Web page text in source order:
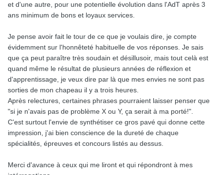
et d'une autre, pour une potentielle évolution dans l'AdT après 3
ans minimum de bons et loyaux services.
Je pense avoir fait le tour de ce que je voulais dire, je compte
évidemment sur l'honnêteté habituelle de vos réponses. Je sais
que ça peut paraître très soudain et désillusoir, mais tout celà est
quand même le résultat de plusieurs années de réflexion et
d'apprentissage, je veux dire par là que mes envies ne sont pas
sorties de mon chapeau il y a trois heures.
Après relectures, certaines phrases pourraient laisser penser que
"si je n'avais pas de problème X ou Y, ça serait à ma porté!".
C'est surtout l'envie de synthétiser ce gros pavé qui donne cette
impression, j'ai bien conscience de la dureté de chaque
spécialités, épreuves et concours listés au dessus.
Merci d'avance à ceux qui me liront et qui répondront à mes